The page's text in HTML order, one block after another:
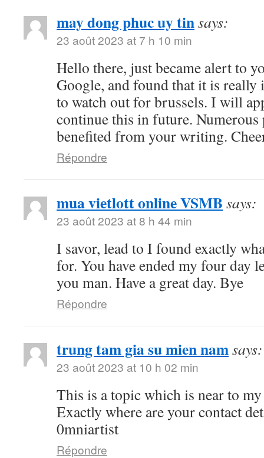
may dong phuc uy tinsays:
23 août 2023 at 7 h 10 min
Hello there, just became alert to
Google, and found that it is
to watch out for brussels. I will
continue this in future.
benefited from your writing.
Répondre
mua vietlott online VSMB says:
23 août 2023 at 8 h 44 min
I savor, lead to I found exactly
for. You have ended my four day
you man. Have a great day. Bye
Répondre
trung tam gia su mien namsays:
23 août 2023 at 10 h 02 min
This is a topic which is near to
Exactly where are your contact
0mniartist
Répondre